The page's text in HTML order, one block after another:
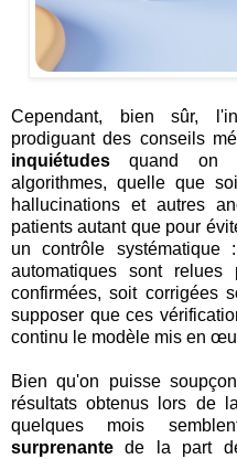
Cependant, bien sûr,
prodiguant des conseils
inquiétudes quand on
algorithmes, quelle que
hallucinations et autres
patients autant que pour
un contrôle
automatiques sont
confirmées, soit corrigées
supposer que ces
continu le modèle mis en
Bien qu'on puisse
résultats obtenus lors de
quelques mois
surprenante de la part